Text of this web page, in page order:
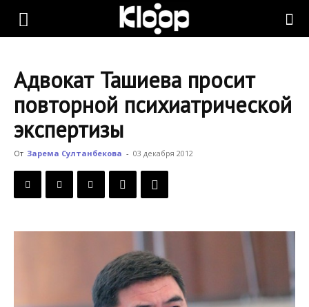
KLOOP.KG
Новости
Кыргызстана
Адвокат Ташиева просит
повторной психиатрической
экспертизы
От Зарема Султанбекова - 03 декабря 2012